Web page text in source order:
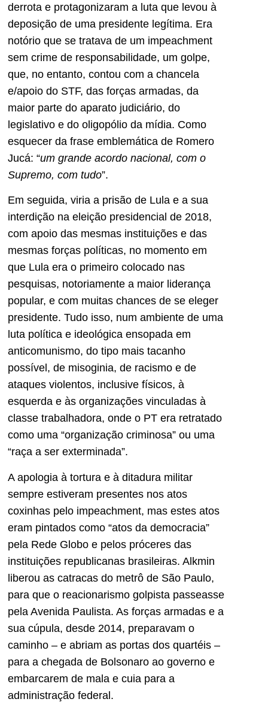
derrota e protagonizaram a luta que levou à
deposição de uma presidente legítima. Era
notório que se tratava de um impeachment
sem crime de responsabilidade, um golpe,
que, no entanto, contou com a chancela
e/apoio do STF, das forças armadas, da
maior parte do aparato judiciário, do
legislativo e do oligopólio da mídia. Como
esquecer da frase emblemática de Romero
Jucá: “um grande acordo nacional, com o
Supremo, com tudo”.
Em seguida, viria a prisão de Lula e a sua
interdição na eleição presidencial de 2018,
com apoio das mesmas instituições e das
mesmas forças políticas, no momento em
que Lula era o primeiro colocado nas
pesquisas, notoriamente a maior liderança
popular, e com muitas chances de se eleger
presidente. Tudo isso, num ambiente de uma
luta política e ideológica ensopada em
anticomunismo, do tipo mais tacanho
possível, de misoginia, de racismo e de
ataques violentos, inclusive físicos, à
esquerda e às organizações vinculadas à
classe trabalhadora, onde o PT era retratado
como uma “organização criminosa” ou uma
“raça a ser exterminada”.
A apologia à tortura e à ditadura militar
sempre estiveram presentes nos atos
coxinhas pelo impeachment, mas estes atos
eram pintados como “atos da democracia”
pela Rede Globo e pelos próceres das
instituições republicanas brasileiras. Alkmin
liberou as catracas do metrô de São Paulo,
para que o reacionarismo golpista passeasse
pela Avenida Paulista. As forças armadas e a
sua cúpula, desde 2014, preparavam o
caminho – e abriam as portas dos quartéis –
para a chegada de Bolsonaro ao governo e
embarcarem de mala e cuia para a
administração federal.